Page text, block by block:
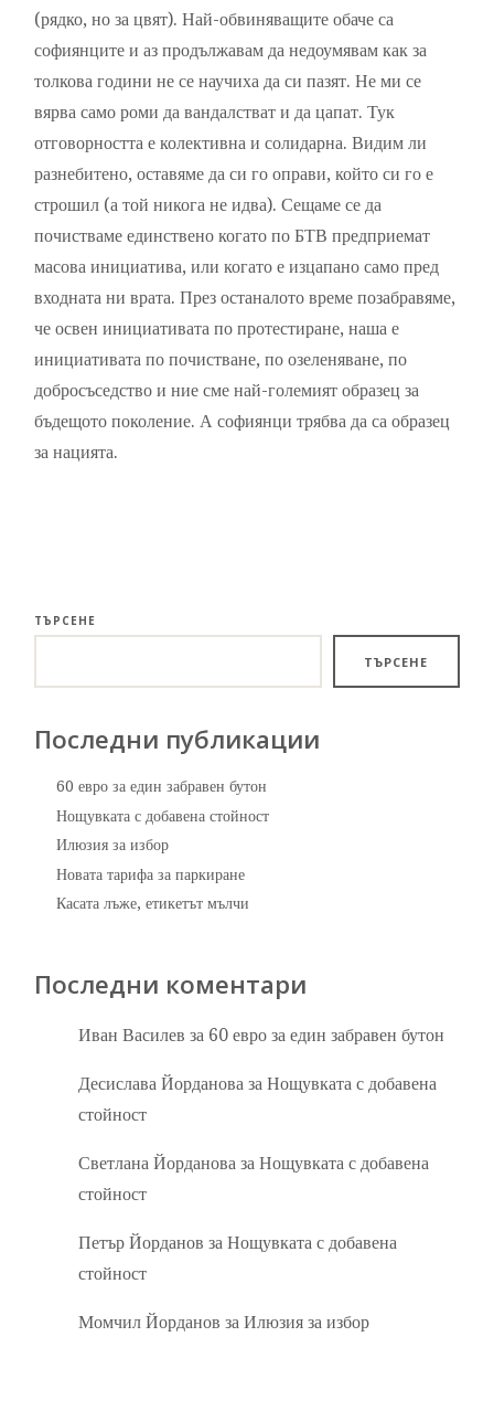
(рядко, но за цвят). Най-обвиняващите обаче са
софиянците и аз продължавам да недоумявам как за
толкова години не се научиха да си пазят. Не ми се
вярва само роми да вандалстват и да цапат. Тук
отговорността е колективна и солидарна. Видим ли
разнебитено, оставяме да си го оправи, който си го е
строшил (а той никога не идва). Сещаме се да
почистваме единствено когато по БТВ предприемат
масова инициатива, или когато е изцапано само пред
входната ни врата. През останалото време позабравяме,
че освен инициативата по протестиране, наша е
инициативата по почистване, по озеленяване, по
добросъседство и ние сме най-големият образец за
бъдещото поколение. А софиянци трябва да са образец
за нацията.
ТЪРСЕНЕ
ТЪРСЕНЕ
Последни публикации
60 евро за един забравен бутон
Нощувката с добавена стойност
Илюзия за избор
Новата тарифа за паркиране
Касата лъже, етикетът мълчи
Последни коментари
Иван Василев за 60 евро за един забравен бутон
Десислава Йорданова заНощувката с добавена
стойност
Светлана Йорданова заНощувката с добавена
стойност
Петър Йорданов заНощувката с добавена
стойност
Момчил Йорданов заИлюзия за избор